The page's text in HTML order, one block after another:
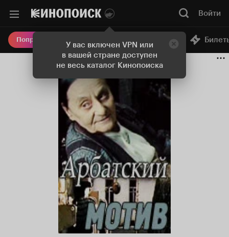
У вас включен VPN или
в вашей стране доступен
не весь каталог Кинопоиска
Войти
Попробовать Плюс Онлайн-кинотеатр